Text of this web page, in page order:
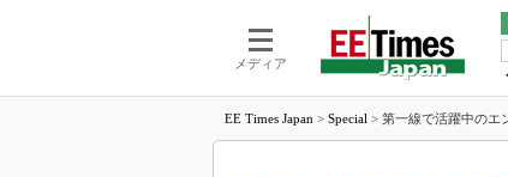
メディア
電池／エ
福
EE Times Japan > Special > 第一線で活躍中のエ